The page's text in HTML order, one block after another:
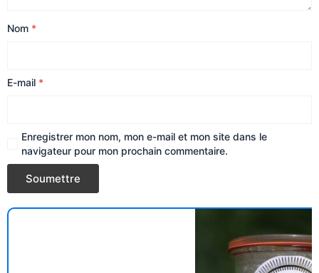
Nom *
E-mail *
Enregistrer mon nom, mon e-mail et mon site dans le
navigateur pour mon prochain commentaire.